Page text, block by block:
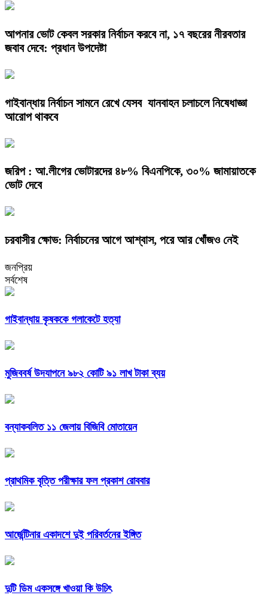
আপনার ভোট কেবল সরকার নির্বাচন করবে না, ১৭ বছরের নীরবতার
জবাব দেবে: প্রধান উপদেষ্টা
গাইবান্ধায় নির্বাচন সামনে রেখে যেসব যানবাহন চলাচলে নিষেধাজ্ঞা
আরোপ থাকবে
জরিপ : আ.লীগের ভোটারদের ৪৮% বিএনপিকে, ৩০% জামায়াতকে
ভোট দেবে
চরবাসীর ক্ষোভ: নির্বাচনের আগে আশ্বাস, পরে আর খোঁজও নেই
জনপ্রিয়
সর্বশেষ
গাইবান্ধায় কৃষককে গলাকেটে হত্যা
মুজিববর্ষ উদযাপনে ৯৮২ কোটি ৯১ লাখ টাকা ব্যয়
বন্যাকবলিত ১১ জেলায় বিজিবি মোতায়েন
প্রাথমিক বৃত্তি পরীক্ষার ফল প্রকাশ রোববার
আর্জেন্টিনার একাদশে দুই পরিবর্তনের ইঙ্গিত
দুটি ডিম একসঙ্গে খাওয়া কি উচিৎ